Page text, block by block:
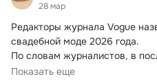
28 мар
Редакторы журнала Vogue
свадебной моде 2026 года.
По словам журналистов, в
стали...
Показать еще